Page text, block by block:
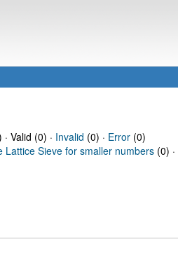
Valid (0) · Invalid (0) · Error(0)
Lattice Sieve for smaller numbers (0) ·